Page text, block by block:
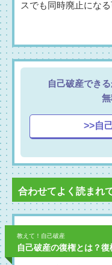
スでも同時廃止にな
自己破産でき
>>自
合わせてよく読まれ
教えて！自己破産
自己破産の復権とは？